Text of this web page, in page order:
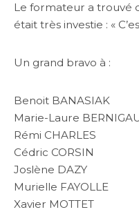
Le formateur a trouvé
était très investie : «
Un grand bravo à :
Benoit BANASIAK
Marie-Laure
Rémi CHARLES
Cédric CORSIN
Joslène DAZY
Murielle FAYOLLE
Xavier MOTTET